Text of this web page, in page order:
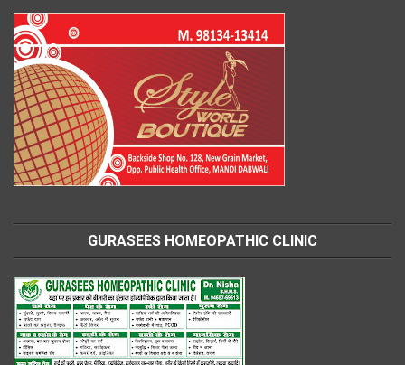
GURASEES HOMEOPATHIC CLINIC